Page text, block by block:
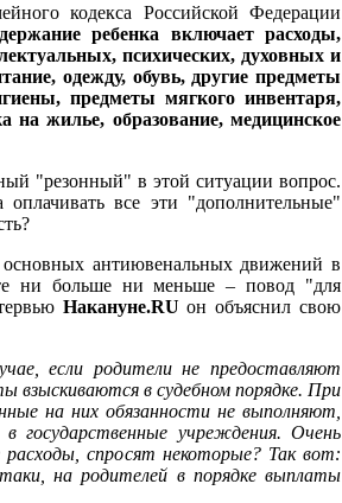
кодекса Российской Федерации
ребенка включает расходы,
психических, духовных и
одежду, обувь, другие предметы
предметы мягкого инвентаря,
на жилье, образование, медицинское
"резонный" в этой ситуации вопрос.
оплачивать все эти "дополнительные"
антиювенальных движений в
ни больше ни меньше – повод "для
Накануне.RU он объяснил свою
если родители не предоставляют
взыскиваются в судебном порядке. При
на них обязанности не выполняют,
государственные учреждения. Очень
спросят некоторые? Так вот:
на родителей в порядке выплаты